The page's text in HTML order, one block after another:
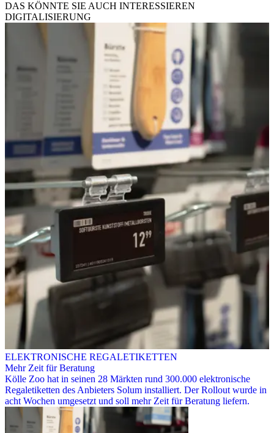
DAS KÖNNTE SIE AUCH INTERESSIEREN
DIGITALISIERUNG
ELEKTRONISCHE REGALETIKETTEN
Mehr Zeit für Beratung
Kölle Zoo hat in seinen 28 Märkten rund 300.000 elektronische
Regaletiketten des Anbieters Solum installiert. Der Rollout wurde in
acht Wochen umgesetzt und soll mehr Zeit für Beratung liefern.